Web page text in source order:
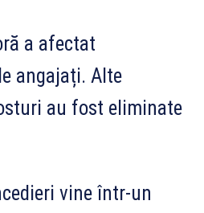
a afectat
angajați. Alte
au fost eliminate
vine într-un